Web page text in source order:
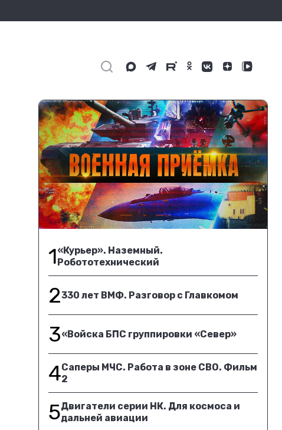
1«Курьер». Наземный.
Робототехнический
2330 лет ВМФ. Разговор с Главкомом
3«Войска БПС группировки «Север»
4Саперы МЧС. Работа в зоне СВО. Фильм
2
5Двигатели серии НК. Для космоса и
дальней авиации